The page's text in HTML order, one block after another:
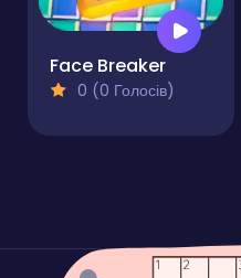
Face Breaker
0 (0 Голосів)